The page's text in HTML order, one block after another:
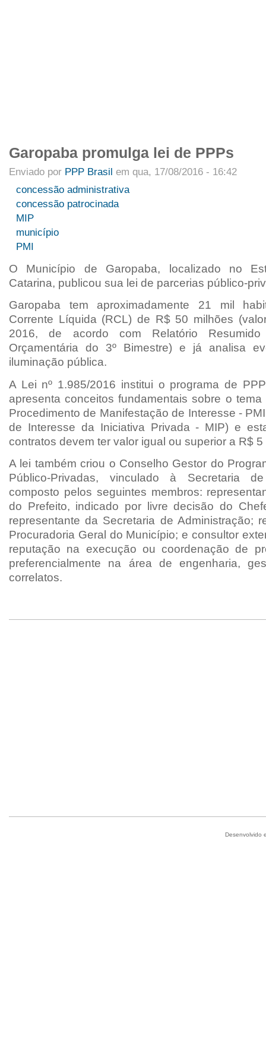
Garopaba promulga lei de PPPs
Enviado por PPP Brasil em qua, 17/08/2016 - 16:42
concessão administrativa
concessão patrocinada
MIP
município
PMI
O Município de Garopaba, localizado no
Catarina, publicou sua lei de parcerias público-
Garopaba tem aproximadamente 21 mil
Corrente Líquida (RCL) de R$ 50 milhões
2016, de acordo com Relatório
Orçamentária do 3º Bimestre) e já analisa
iluminação pública.
A Lei nº 1.985/2016 institui o programa de
apresenta conceitos fundamentais sobre o tema
Procedimento de Manifestação de Interesse -
de Interesse da Iniciativa Privada - MIP) e
contratos devem ter valor igual ou superior a R$ 5
A lei também criou o Conselho Gestor do
Público-Privadas, vinculado à Secretaria de
composto pelos seguintes membros:
do Prefeito, indicado por livre decisão do
representante da Secretaria de Administração;
Procuradoria Geral do Município; e consultor
reputação na execução ou coordenação de
preferencialmente na área de engenharia,
correlatos.
Desenvolvido